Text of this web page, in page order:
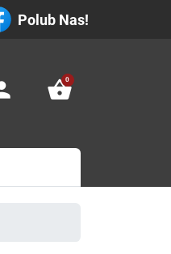
Polub Nas!
shopping_basket
0